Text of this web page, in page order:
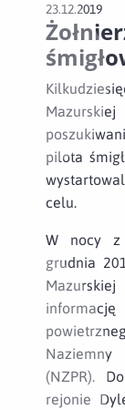
23.12.2019
pilota
celu.
W nocy z
grudnia
Mazurskiej
Naziemny
(NZPR).
rejonie